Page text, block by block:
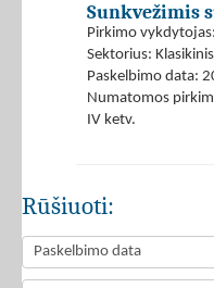
Sunkvežimis
Pirkimo vykdytojas:
Sektorius:
Paskelbimo data:
Numatomos
IV ketv.
Rūšiuoti: